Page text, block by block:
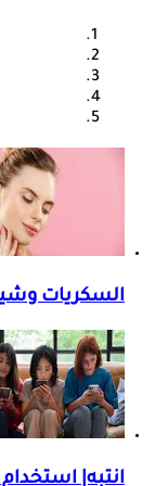
السكريات
انتبه|